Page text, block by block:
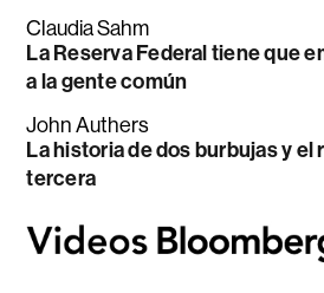
Claudia Sahm
La Reserva Federal tiene que
a la gente común
John Authers
La historia de dos burbujas y el
tercera